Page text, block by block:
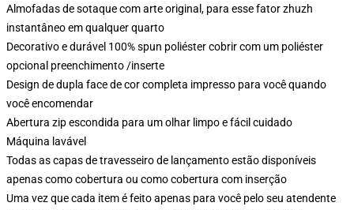
Almofadas de sotaque com arte original, para esse fator zhuzh
instantâneo em qualquer quarto
Decorativo e durável 100% spun poliéster cobrir com um poliéster
opcional preenchimento /inserte
Design de dupla face de cor completa impresso para você quando
você encomendar
Abertura zip escondida para um olhar limpo e fácil cuidado
Máquina lavável
Todas as capas de travesseiro de lançamento estão disponíveis
apenas como cobertura ou como cobertura com inserção
Uma vez que cada item é feito apenas para você pelo seu atendente